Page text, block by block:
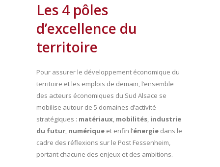
Les 4 pôles
d’excellence du
territoire
Pour assurer le développement économique du
territoire et les emplois de demain, l’ensemble
des acteurs économiques du Sud Alsace se
mobilise autour de 5 domaines d’activité
stratégiques : matériaux, mobilités, industrie
du futur, numérique et enfin l’énergie dans le
cadre des réflexions sur le Post Fessenheim,
portant chacune des enjeux et des ambitions.